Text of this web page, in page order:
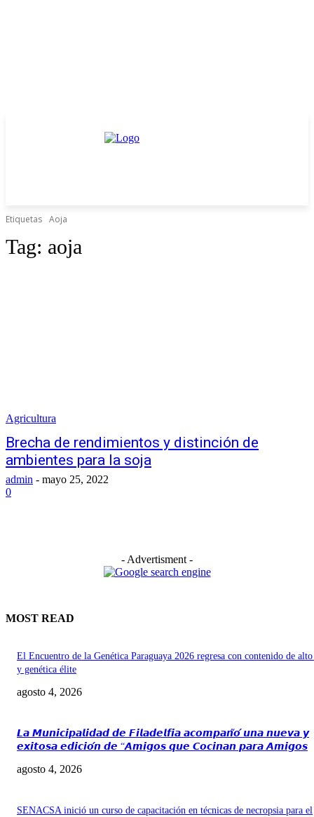
Etiquetas Aoja
Tag: aoja
Agricultura
Brecha de rendimientos y distinción de
ambientes para la soja
admin - mayo 25, 2022
0
- Advertisment -
MOST READ
El Encuentro de la Genética Paraguaya 2026 regresa con contenido de
y genética élite
agosto 4, 2026
𝙇𝙖 𝙈𝙪𝙣𝙞𝙘𝙞𝙥𝙖𝙡𝙞𝙙𝙖𝙙 𝙙𝙚 𝙁𝙞𝙡𝙖𝙙𝙚𝙡𝙛𝙞𝙖 𝙖𝙘𝙤𝙢𝙥𝙖𝙣̃𝙤́ 𝙪𝙣𝙖 𝙣𝙪𝙚𝙫𝙖 𝙮
𝙚𝙭𝙞𝙩𝙤𝙨𝙖 𝙚𝙙𝙞𝙘𝙞𝙤́𝙣 𝙙𝙚 “𝘼𝙢𝙞𝙜𝙤𝙨 𝙦𝙪𝙚 𝘾𝙤𝙘𝙞𝙣𝙖𝙣 𝙥𝙖𝙧𝙖 𝘼𝙢𝙞𝙜𝙤𝙨
agosto 4, 2026
SENACSA inició un curso de capacitación en técnicas de necropsia para el